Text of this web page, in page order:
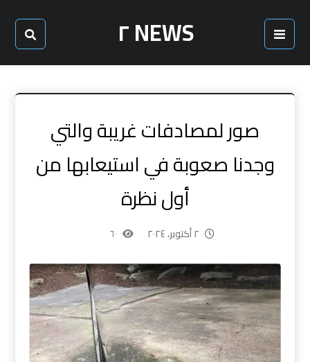
NEWS ٢
صور لمصادفات غريبة والتي
وجدنا صعوبة في استيعابها من
أول نظرة
٢ أكتوبر، ٢٠٢٤ ٦٠